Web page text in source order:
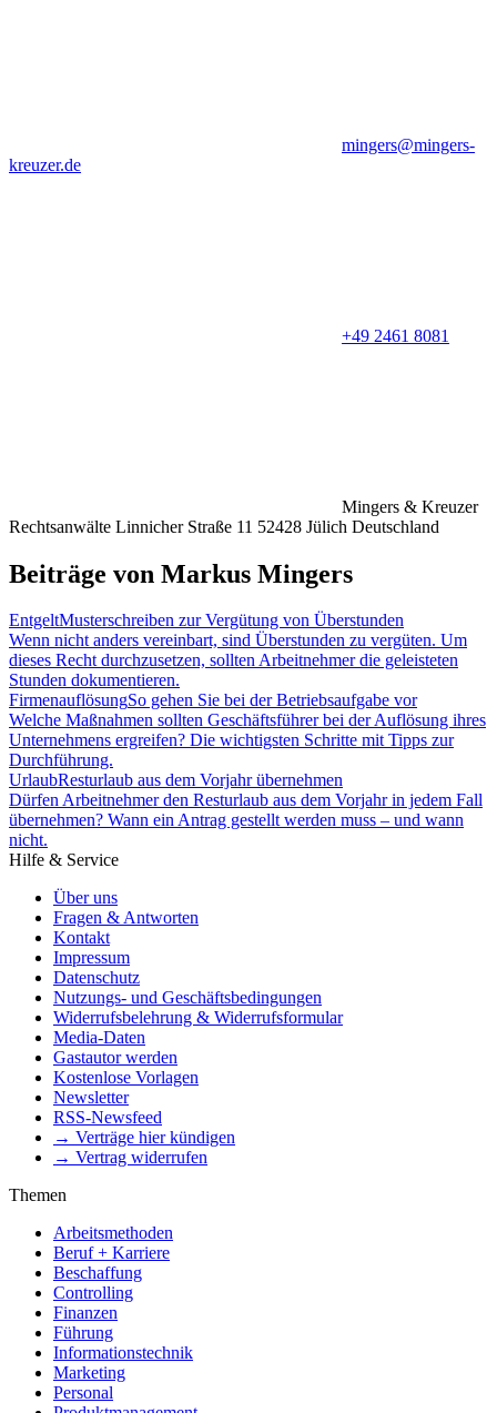
mingers@mingers-
kreuzer.de
+49 2461 8081
Mingers & Kreuzer
Rechtsanwälte Linnicher Straße 11 52428 Jülich Deutschland
Beiträge von Markus Mingers
EntgeltMusterschreiben zur Vergütung von Überstunden
Wenn nicht anders vereinbart, sind Überstunden zu vergüten. Um
dieses Recht durchzusetzen, sollten Arbeitnehmer die geleisteten
Stunden dokumentieren.
FirmenauflösungSo gehen Sie bei der Betriebsaufgabe vor
Welche Maßnahmen sollten Geschäftsführer bei der Auflösung ihres
Unternehmens ergreifen? Die wichtigsten Schritte mit Tipps zur
Durchführung.
UrlaubResturlaub aus dem Vorjahr übernehmen
Dürfen Arbeitnehmer den Resturlaub aus dem Vorjahr in jedem Fall
übernehmen? Wann ein Antrag gestellt werden muss – und wann
nicht.
Hilfe & Service
Über uns
Fragen & Antworten
Kontakt
Impressum
Datenschutz
Nutzungs- und Geschäftsbedingungen
Widerrufsbelehrung & Widerrufsformular
Media-Daten
Gastautor werden
Kostenlose Vorlagen
Newsletter
RSS-Newsfeed
→ Verträge hier kündigen
→ Vertrag widerrufen
Themen
Arbeitsmethoden
Beruf + Karriere
Beschaffung
Controlling
Finanzen
Führung
Informationstechnik
Marketing
Personal